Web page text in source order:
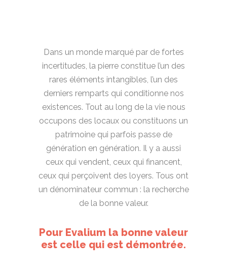
Dans un monde marqué par de fortes
incertitudes, la pierre constitue l’un des
rares éléments intangibles, l’un des
derniers remparts qui conditionne nos
existences. Tout au long de la vie nous
occupons des locaux ou constituons un
patrimoine qui parfois passe de
génération en génération. Il y a aussi
ceux qui vendent, ceux qui financent,
ceux qui perçoivent des loyers. Tous ont
un dénominateur commun : la recherche
de la bonne valeur.
Pour Evalium la bonne valeur
est celle qui est démontrée.